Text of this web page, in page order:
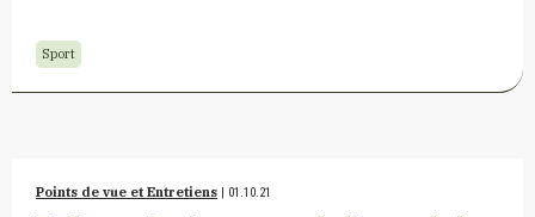
Sport
Points de vue et Entretiens | 01.10.21